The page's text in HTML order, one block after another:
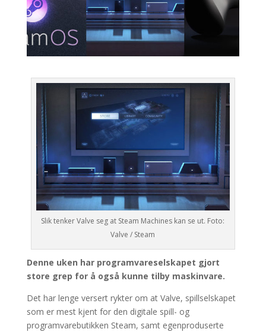
Slik tenker Valve seg at Steam Machines kan se ut. Foto:
Valve / Steam
Denne uken har programvareselskapet gjort
store grep for å også kunne tilby maskinvare.
Det har lenge versert rykter om at Valve, spillselskapet
som er mest kjent for den digitale spill- og
programvarebutikken Steam, samt egenproduserte